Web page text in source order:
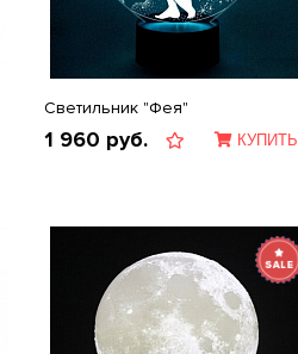
Светильник "Фея"
1 960 руб. КУПИТЬ